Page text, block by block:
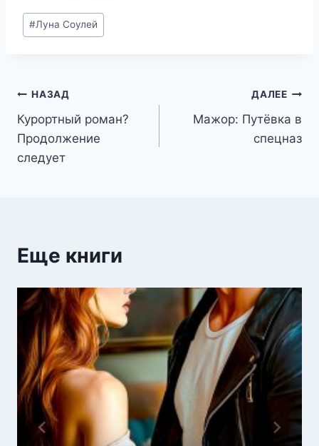
Метки
записи:
#Луна Соулей
Навигация
по
записям
НАЗАД
Курортный роман?
Продолжение
следует
ДАЛЕЕ
Мажор: Путёвка в
спецназ
Еще книги